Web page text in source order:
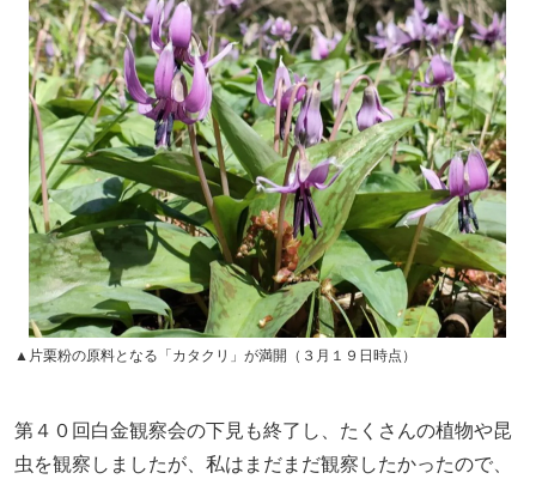
▲片栗粉の原料となる「カタクリ」が満開（３月１９日時点）
第４０回白金観察会の下見も終了し、たくさんの植物や昆
虫を観察しましたが、私はまだまだ観察したかったので、